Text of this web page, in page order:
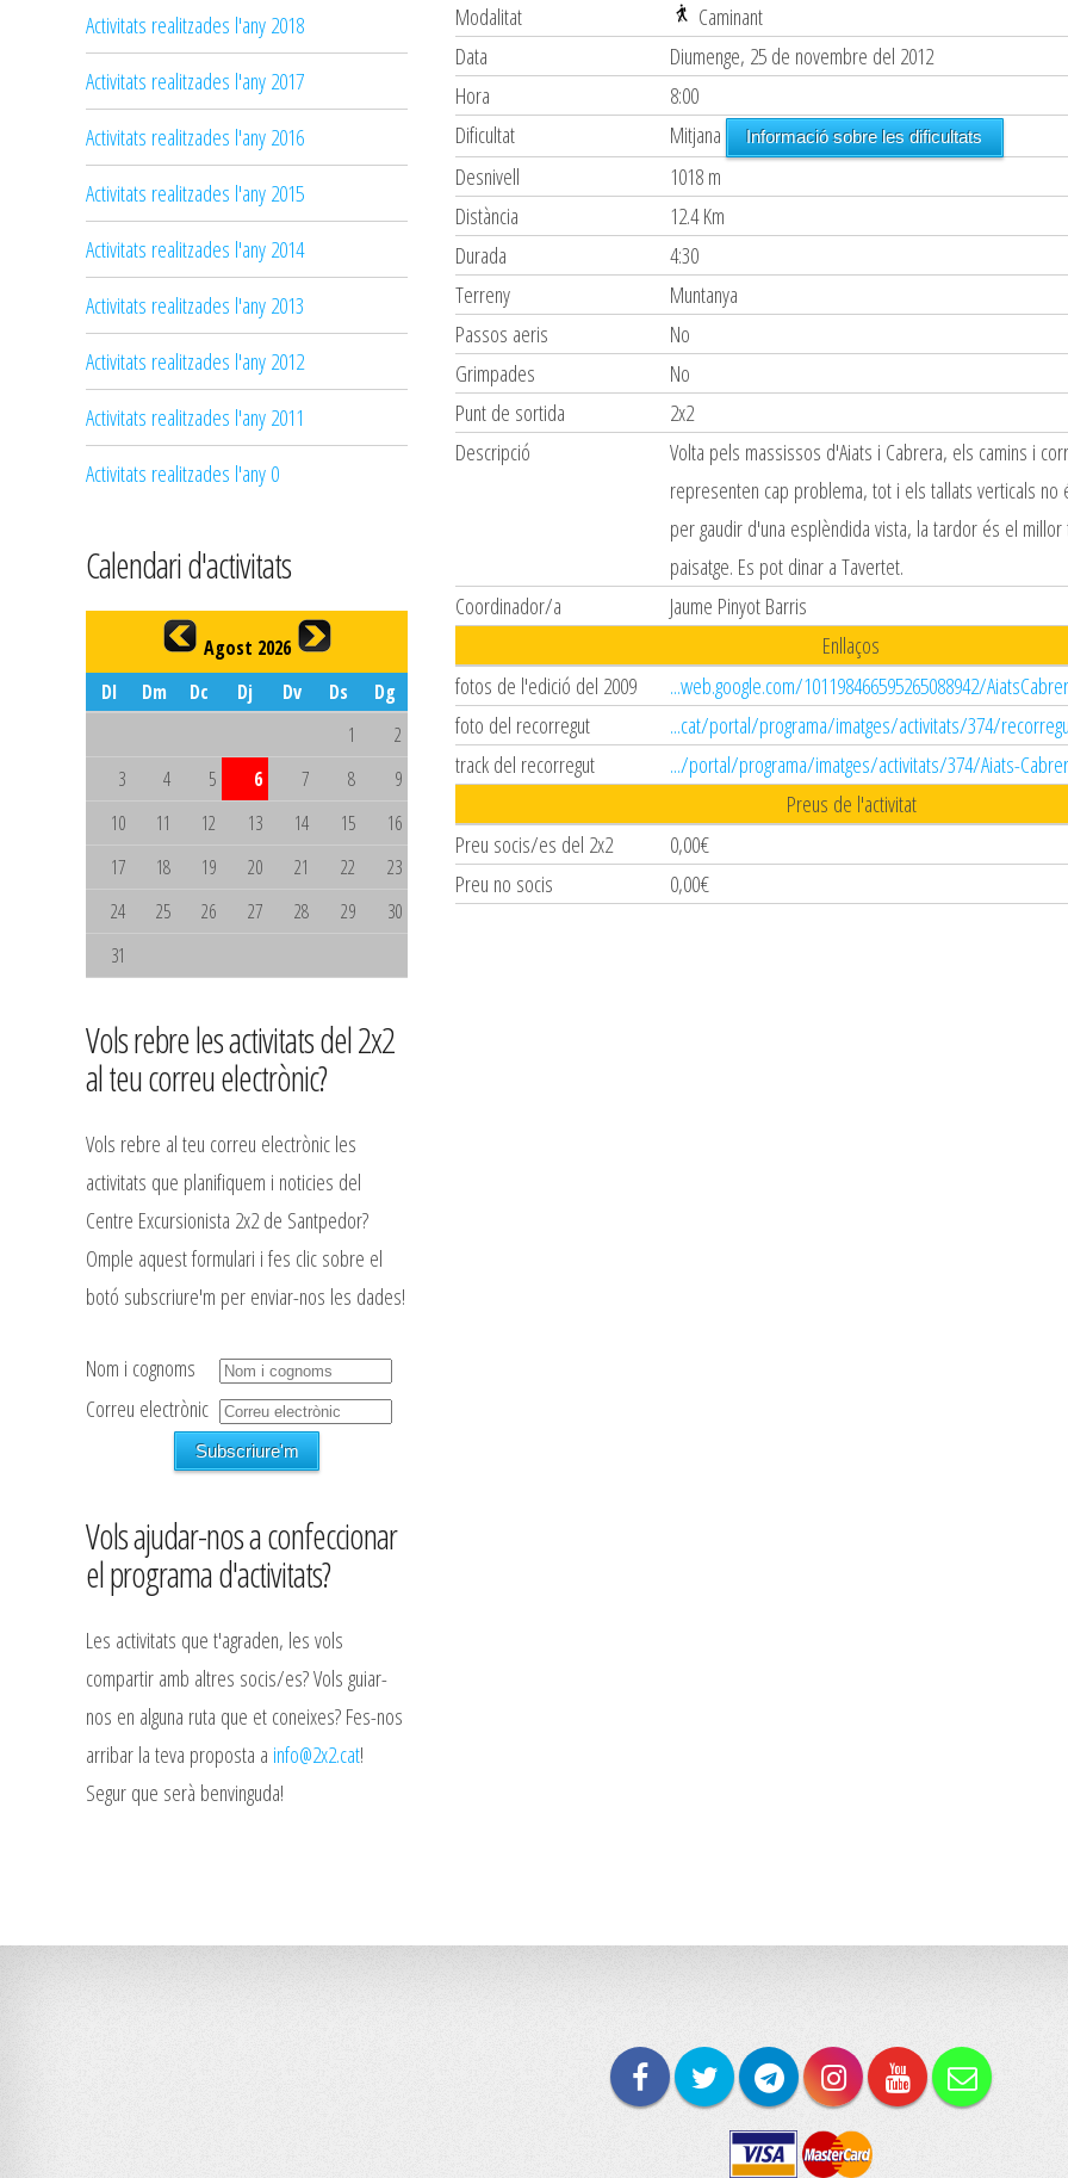
Activitats realitzades l'any 2018
Activitats realitzades l'any 2017
Activitats realitzades l'any 2016
Activitats realitzades l'any 2015
Activitats realitzades l'any 2014
Activitats realitzades l'any 2013
Activitats realitzades l'any 2012
Activitats realitzades l'any 2011
Activitats realitzades l'any 0
Calendari d'activitats
Agost 2026
Dl
Dm Dc Dj Dv Ds
Dg
1
2
3
4 5 6 7 8
9
10
11 12 13 14 15
16
17
18 19 20 21 22
23
24
25 26 27 28 29
30
31
Vols rebre les activitats del 2x2
al teu correu electrònic?
Vols rebre al teu correu electrònic les
activitats que planifiquem i noticies del
Centre Excursionista 2x2 de Santpedor?
Omple aquest formulari i fes clic sobre el
botó subscriure'm per enviar-nos les dades!
Nom i cognoms
Correu electrònic
Vols ajudar-nos a confeccionar
el programa d'activitats?
Les activitats que t'agraden, les vols
compartir amb altres socis/es? Vols guiar-
nos en alguna ruta que et coneixes? Fes-nos
arribar la teva proposta a info@2x2.cat!
Segur que serà benvinguda!
Modalitat
Caminant
Data
Diumenge, 25 de novembre del 2012
Hora
8:00
Dificultat
Mitjana Informació sobre les dificultats
Desnivell
1018 m
Distància
12.4 Km
Durada
4:30
Terreny
Muntanya
Passos aeris
No
Grimpades
No
Punt de sortida
2x2
Descripció
Volta pels massissos d'Aiats i Cabrera, els camins i
representen cap problema, tot i els tallats verticals no
per gaudir d'una esplèndida vista, la tardor és el
paisatge. Es pot dinar a Tavertet.
Coordinador/a
Jaume Pinyot Barris
Enllaços
fotos de l'edició del 2009
...web.google.com/101198466595265088942/
foto del recorregut
...cat/portal/programa/imatges/activitats/374/
track del recorregut
.../portal/programa/imatges/activitats/374/Aiats-
Preus de l'activitat
Preu socis/es del 2x2
0,00€
Preu no socis
0,00€